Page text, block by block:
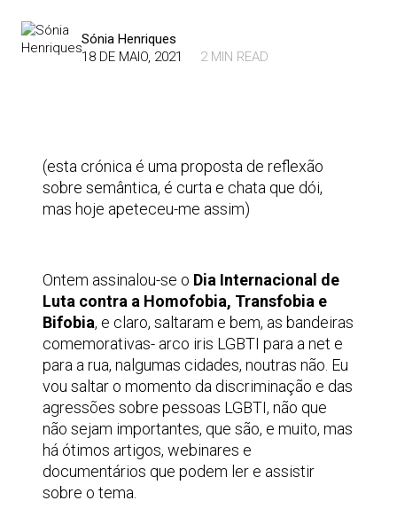
Sónia Henriques
18 DE MAIO, 2021
2 MIN READ
(esta crónica é uma proposta de reflexão
sobre semântica, é curta e chata que dói,
mas hoje apeteceu-me assim)
Ontem assinalou-se o Dia Internacional de
Luta contra a Homofobia, Transfobia e
Bifobia, e claro, saltaram e bem, as bandeiras
comemorativas- arco iris LGBTI para a net e
para a rua, nalgumas cidades, noutras não. Eu
vou saltar o momento da discriminação e das
agressões sobre pessoas LGBTI, não que
não sejam importantes, que são, e muito, mas
há ótimos artigos, webinares e
documentários que podem ler e assistir
sobre o tema.